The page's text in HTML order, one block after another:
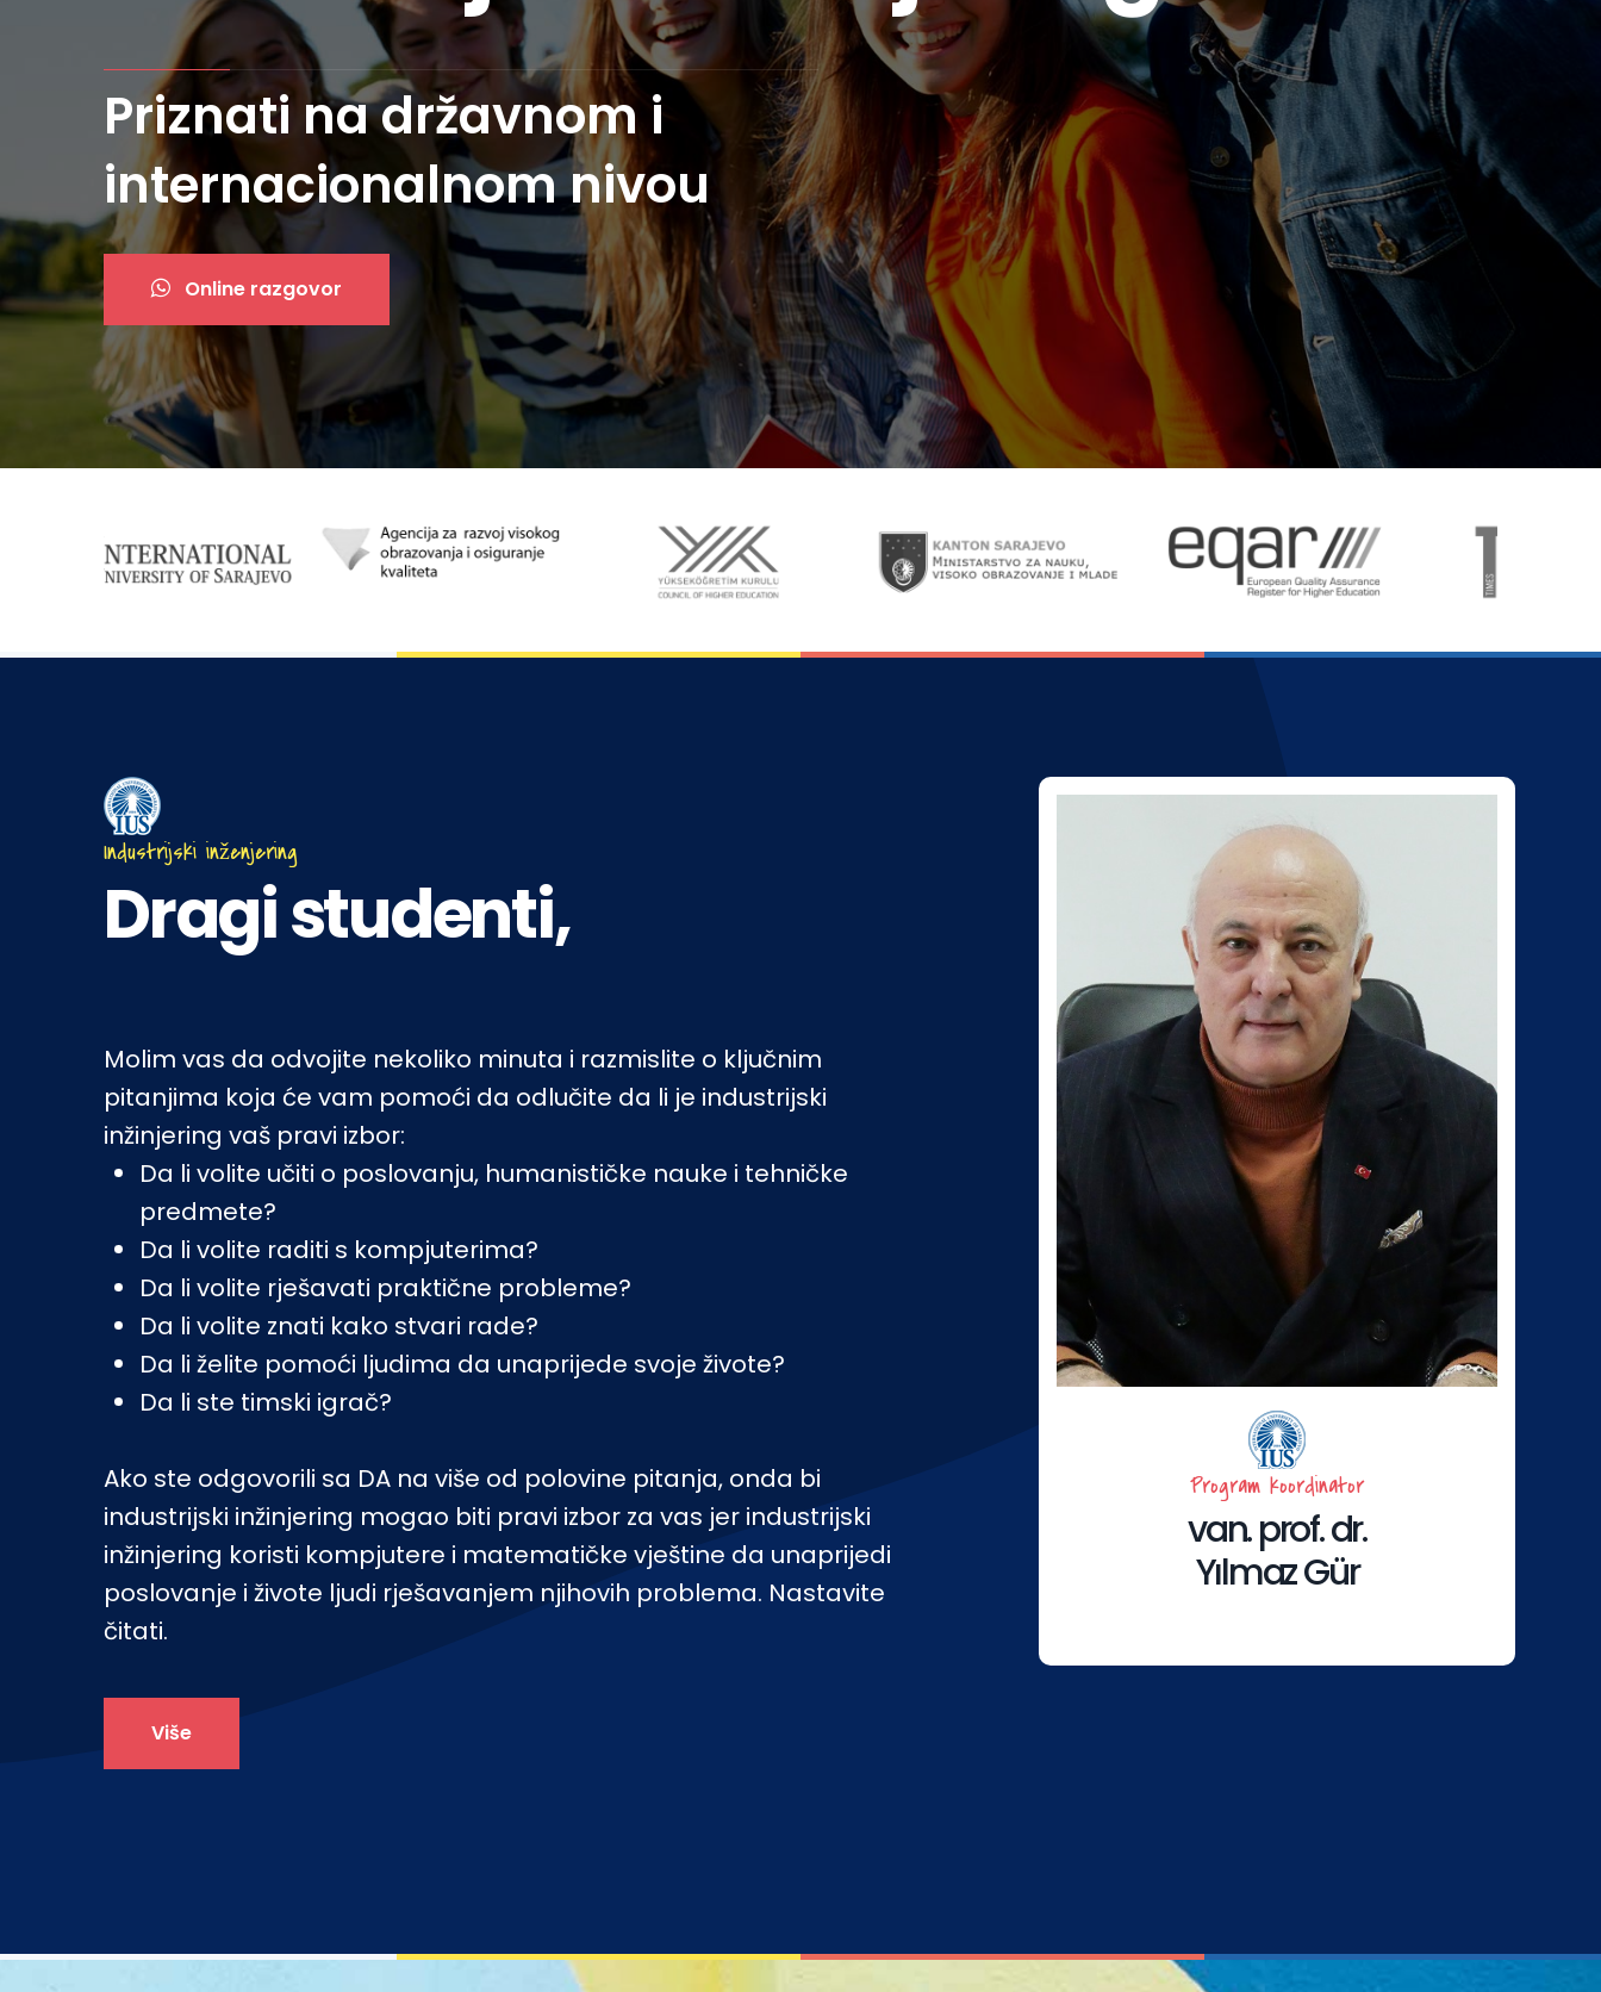
Priznati na državnom i
internacionalnom nivou
Online razgovor
Industrijski inženjering
Dragi studenti,
Molim vas da odvojite nekoliko minuta i razmislite o ključnim
pitanjima koja će vam pomoći da odlučite da li je industrijski
inžinjering vaš pravi izbor:
Da li volite učiti o poslovanju, humanističke nauke i tehničke
predmete?
Da li volite raditi s kompjuterima?
Da li volite rješavati praktične probleme?
Da li volite znati kako stvari rade?
Da li želite pomoći ljudima da unaprijede svoje živote?
Da li ste timski igrač?
Ako ste odgovorili sa DA na više od polovine pitanja, onda bi
industrijski inžinjering mogao biti pravi izbor za vas jer industrijski
inžinjering koristi kompjutere i matematičke vještine da unaprijedi
poslovanje i živote ljudi rješavanjem njihovih problema. Nastavite
čitati.
Više
Program koordinator
van. prof. dr.
Yılmaz Gür